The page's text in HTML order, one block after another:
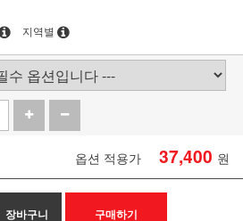
지역별
옵션 적용가 37,400 원
장바구니 구매하기